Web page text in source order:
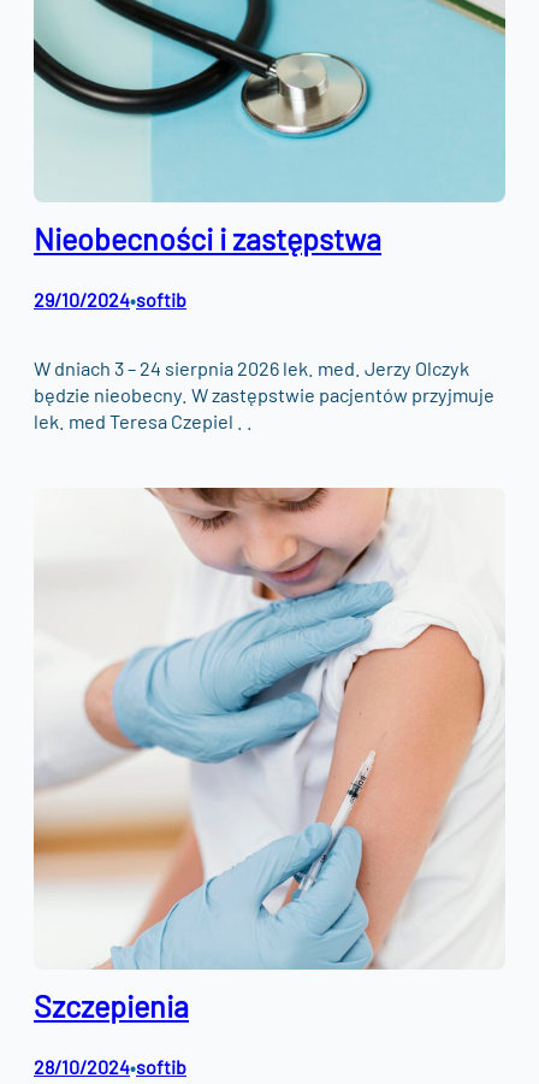
Nieobecności i zastępstwa
29/10/2024•softib
W dniach 3 – 24 sierpnia 2026 lek. med. Jerzy Olczyk
będzie nieobecny. W zastępstwie pacjentów przyjmuje
lek. med Teresa Czepiel . .
Szczepienia
28/10/2024•softib